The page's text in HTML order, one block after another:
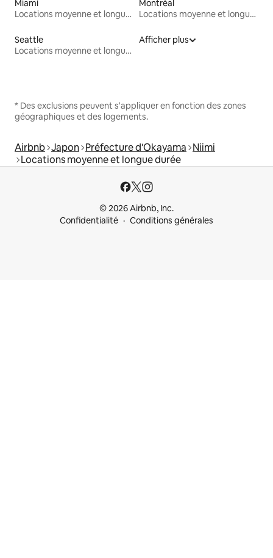
Miami
Locations moyenne et longue durée
Montréal
Locations moyenne et longue durée
Seattle
Locations moyenne et longue durée
Afficher plus
* Des exclusions peuvent s'appliquer en fonction des zones
géographiques et des logements.
Airbnb Japon Préfecture d'Okayama Niimi
Locations moyenne et longue durée
© 2026 Airbnb, Inc.
Confidentialité
Conditions générales